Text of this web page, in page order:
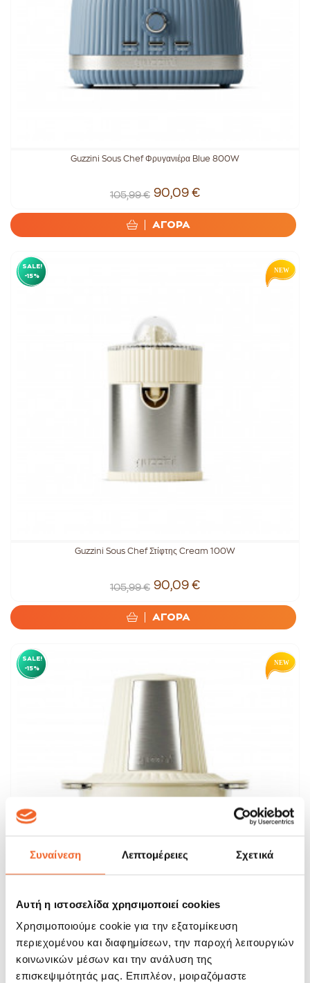
Συναίνεση Λεπτομέρειες Σχετικά
Αυτή η ιστοσελίδα χρησιμοποιεί cookies
Χρησιμοποιούμε cookie για την εξατομίκευση
περιεχομένου και διαφημίσεων, την παροχή λειτουργιών
κοινωνικών μέσων και την ανάλυση της
επισκεψιμότητάς μας. Επιπλέον, μοιραζόμαστε
Guzzini Sous Chef Φρυγανιέρα Blue 800W
105,99 € 90,09 €
ΑΓΟΡΑ
SALE!
-15%
Guzzini Sous Chef Στίφτης Cream 100W
105,99 € 90,09 €
ΑΓΟΡΑ
SALE!
-15%
Guzzini Sous Chef Πολυκόπτης Cream 500W
94,90 € 80,67 €